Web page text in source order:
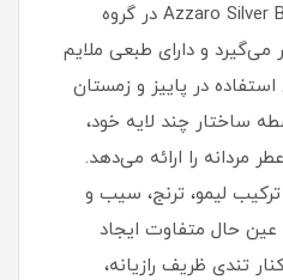
عطر Azzaro Silver Black Eau De Toilette در گروه
می‌گیرد و دارای طبعی ملایم
در پاییز و زمستان
ساختار چند لایه خود،
مردانه را ارائه می‌دهد.
لیمو، ترنج، سیب و
عین حال متفاوت ایجاد
تندی ظریف رازیانه،